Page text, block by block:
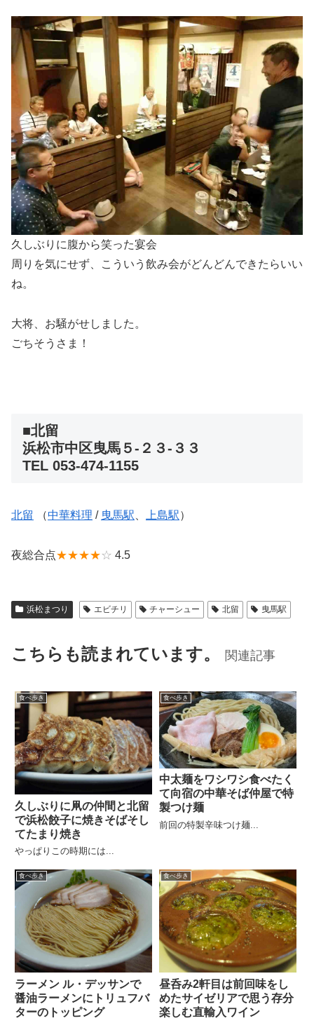
久しぶりに腹から笑った宴会
周りを気にせず、こういう飲み会がどんどんできたらいい
ね。
大将、お騒がせしました。
ごちそうさま！
■北留
浜松市中区曳馬５-２３-３３
TEL 053-474-1155
北留 （中華料理 / 曳馬駅 上島駅）
夜総合点★★★★☆ 4.5
浜松まつり エビチリ チャーシュー 北留 曳馬駅
こちらも読まれています。 関連記事
食べ歩き
久しぶりに凧の仲間と北留
で浜松餃子に焼きそばそし
てたまり焼き
やっぱりこの時期には...
食べ歩き
中太麺をワシワシ食べたく
て向宿の中華そば仲屋で特
製つけ麺
前回の特製辛味つけ麺...
食べ歩き
ラーメン ル・デッサンで
醤油ラーメンにトリュフバ
ターのトッピング
食べ歩き
昼呑み2軒目は前回味をし
めたサイゼリアで思う存分
楽しむ直輸入ワイン